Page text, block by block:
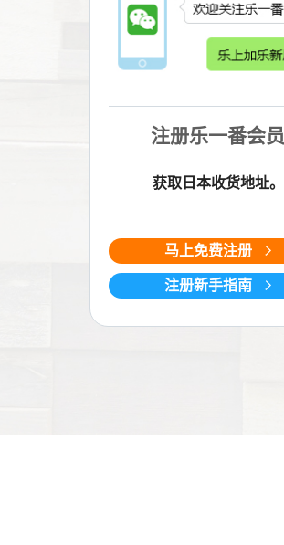
注册乐一番会员
获取日本收货地址。
马上免费注册
注册新手指南